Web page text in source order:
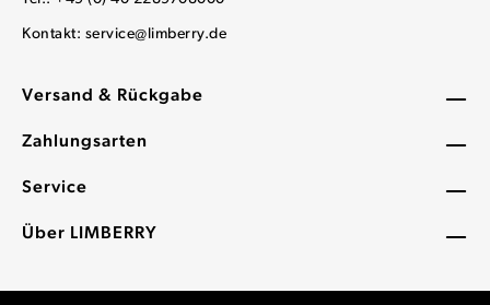
Versand & Rückgabe
Zahlungsarten
Service
Über LIMBERRY
Kontakt: service@limberry.de